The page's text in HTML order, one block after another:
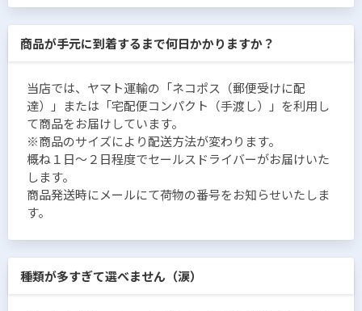
商品が手元に到着するまで何日かかりますか？
当店では、ヤマト運輸の「ネコポス（郵便受けに配
達）」または「宅配便コンパクト（手渡し）」を利用し
て商品をお届けしています。
※商品のサイズにより配送方法が変わります。
概ね１日〜２日程度でセールスドライバーがお届けいた
します。
商品発送時にメールにて荷物の番号をお知らせいたしま
す。
種類が多すぎて選べません（涙）